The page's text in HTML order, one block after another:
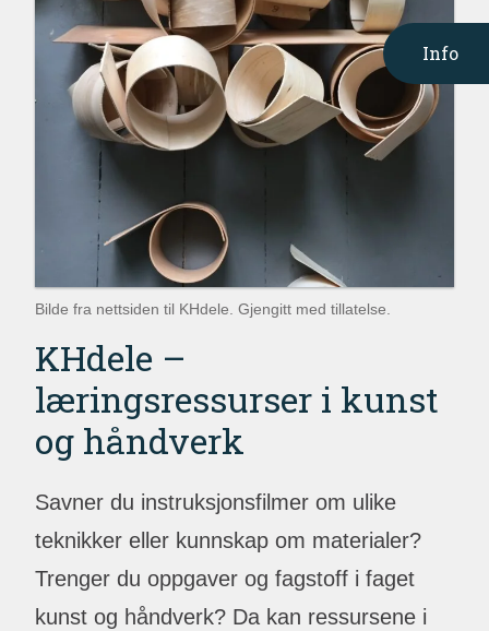
Info
Bilde fra nettsiden til KHdele. Gjengitt med tillatelse.
KHdele –
læringsressurser i kunst
og håndverk
Savner du instruksjonsfilmer om ulike
teknikker eller kunnskap om materialer?
Trenger du oppgaver og fagstoff i faget
kunst og håndverk? Da kan ressursene i